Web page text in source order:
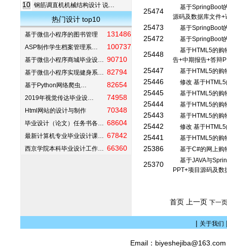
10 钢筋调直机机械结构设计 说…
热门设计 top10
基于微信小程序的图书管理 131486
ASP制作学生档案管理系… 100737
基于微信小程序商城毕业设… 90710
基于微信小程序实现健身系… 82794
基于Python网络爬虫… 82654
2019年视觉传达毕业设… 74958
Html网站的设计与制作 70348
毕业设计（论文）任务书各… 68604
最新计算机专业毕业设计课… 67842
西京学院本科毕业设计工作… 66360
25474
基于SpringBoot
源码及数据库文件
25473 基于SpringBoot
25472 基于SpringBoot
25448
基于HTML5的购
告+中期报告+答辩
25447 基于HTML5的购
25446 修改 基于HTML5
25445 基于HTML5的购
25444 基于HTML5的购
25443 基于HTML5的购
25442 修改 基于HTML5
25441 基于HTML5的购
25386 基于C#的网上购
25370
基于JAVA与
PPT+项目源码及
首页 上一页 下一页
| 关于我们
Email：